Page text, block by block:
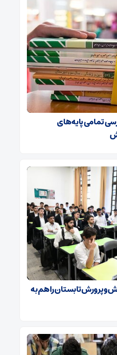
تمامی پایه‌های
پرورش تابستان را هم به